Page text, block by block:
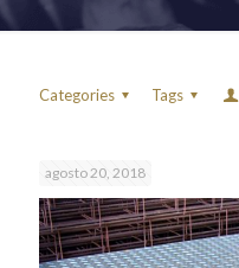
Categories Tags
agosto 20, 2018